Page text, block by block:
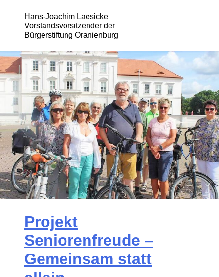
Hans-Joachim Laesicke
Vorstandsvorsitzender der
Bürgerstiftung Oranienburg
Projekt
Seniorenfreude –
Gemeinsam statt